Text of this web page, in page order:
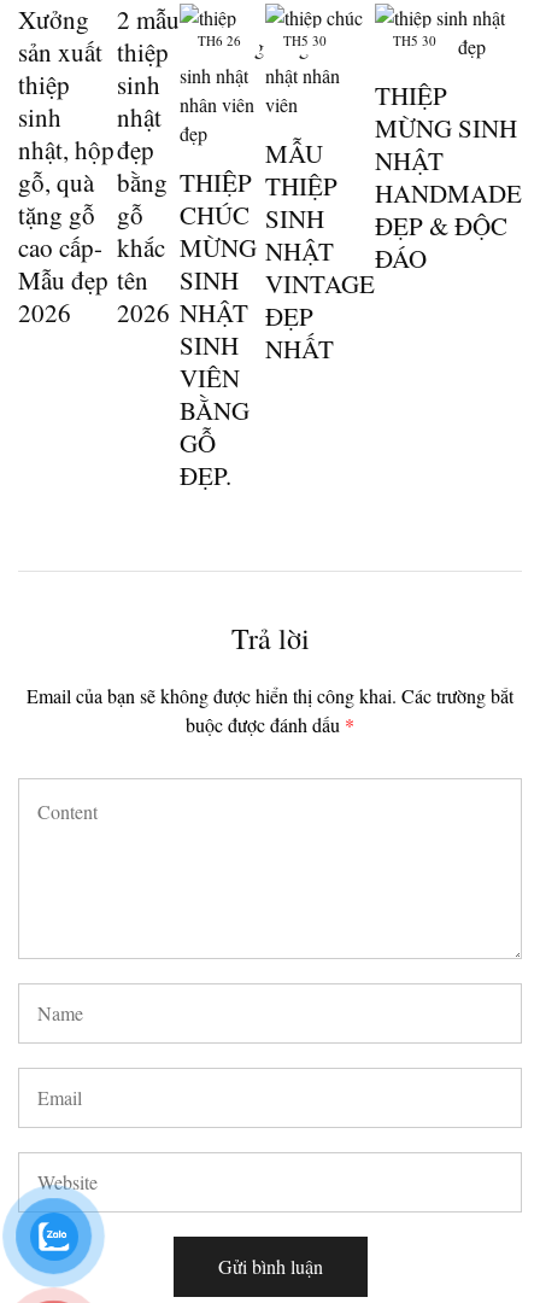
Xưởng
sản xuất
thiệp
sinh
nhật, hộp
gỗ, quà
tặng gỗ
cao cấp-
Mẫu đẹp
2026
2 mẫu
thiệp
sinh
nhật
đẹp
bằng
gỗ
khắc
tên
2026
TH6 26
THIỆP
CHÚC
MỪNG
SINH
NHẬT
SINH
VIÊN
BẰNG
GỖ
ĐẸP.
TH5 30
MẪU
THIỆP
SINH
NHẬT
VINTAGE
ĐẸP
NHẤT
TH5 30
THIỆP
MỪNG SINH
NHẬT
HANDMADE
ĐẸP & ĐỘC
ĐÁO
Trả lời
Email của bạn sẽ không được hiển thị công khai. Các trường bắt
buộc được đánh dấu *